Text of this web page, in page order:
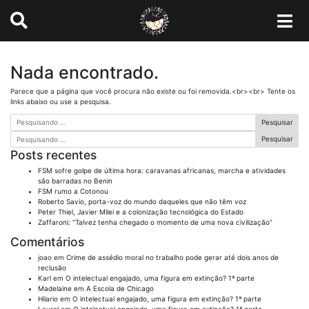
Nada encontrado.
Parece que a página que você procura não existe ou foi removida.<br><br> Tente os
links abaixo ou use a pesquisa.
Pesquisar
Pesquisar
Posts recentes
FSM sofre golpe de última hora: caravanas africanas, marcha e atividades
são barradas no Benin
FSM rumo a Cotonou
Roberto Savio, porta-voz do mundo daqueles que não têm voz
Peter Thiel, Javier Milei e a colonização tecnológica do Estado
Zaffaroni: “Talvez tenha chegado o momento de uma nova civilização”
Comentários
joao em Crime de assédio moral no trabalho pode gerar até dois anos de
reclusão
Karl em O intelectual engajado, uma figura em extinção? 1ª parte
Madelaine em A Escola de Chicago
Hilario em O intelectual engajado, uma figura em extinção? 1ª parte